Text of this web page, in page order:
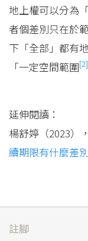
地上權可以分為
者個差別只在於
下「全部」都有
「一定空間範圍[2]
延伸閱讀：
楊舒婷（2023）
續期限有什麼差
註腳